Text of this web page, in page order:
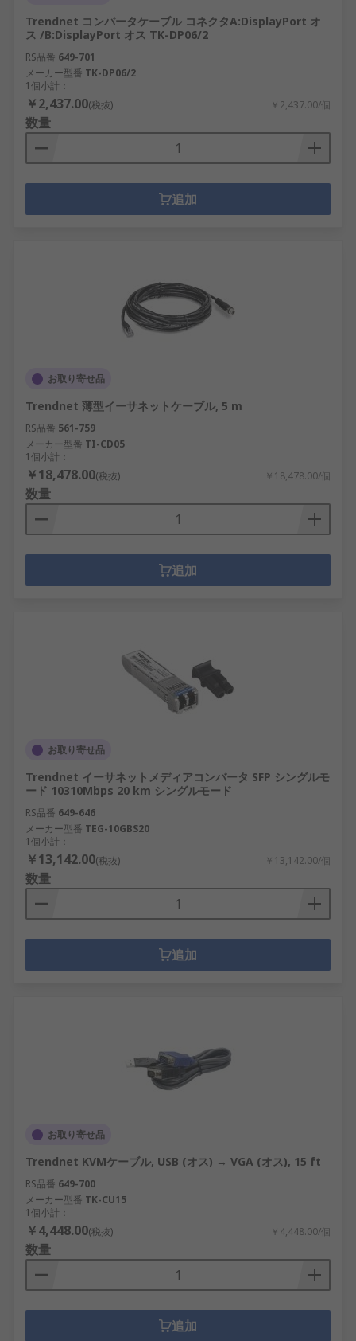
Trendnet コンバータケーブル コネクタA:DisplayPort オ
ス /B:DisplayPort オス TK-DP06/2
RS品番 649-701
メーカー型番 TK-DP06/2
1個小計：
￥2,437.00(税抜) ￥2,437.00/個
数量
追加
お取り寄せ品
Trendnet 薄型イーサネットケーブル, 5 m
RS品番 561-759
メーカー型番 TI-CD05
1個小計：
￥18,478.00(税抜) ￥18,478.00/個
数量
追加
お取り寄せ品
Trendnet イーサネットメディアコンバータ SFP シングルモ
ード 10310Mbps 20 km シングルモード
RS品番 649-646
メーカー型番 TEG-10GBS20
1個小計：
￥13,142.00(税抜) ￥13,142.00/個
数量
追加
お取り寄せ品
Trendnet KVMケーブル, USB (オス) → VGA (オス), 15 ft
RS品番 649-700
メーカー型番 TK-CU15
1個小計：
￥4,448.00(税抜) ￥4,448.00/個
数量
追加